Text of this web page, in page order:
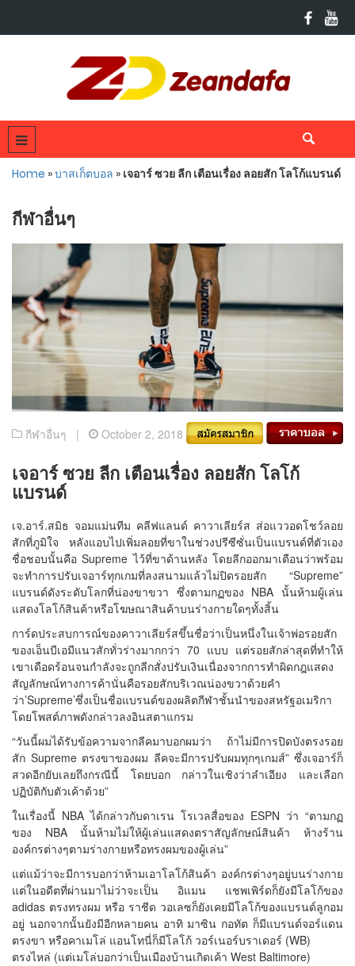
Home »บาสเก็ตบอล » เจอาร์ ซวย ลีก เตือนเรื่อง ลอยสัก โลโก้แบรนด์
กีฬาอื่นๆ
กีฬาอื่นๆ | October 2, 2018
เจอาร์ ซวย ลีก เตือนเรื่อง ลอยสัก โลโก้
แบรนด์
เจ.อาร์.สมิธ จอมแม่นทีม คลีฟแลนด์ คาวาเลียร์ส ส่อแววอดโชว์ลอย
สักที่ภูมิใจ หลังแอบไปเพิ่มลอยที่ขาในช่วงปรีซีซั่นเป็นแบรนด์ที่ตัวเอง
ชื่อชอบนั้นคือ Supreme ไว้ที่ขาด้านหลัง โดยลีกออกมาเตือนว่าพร้อม
จะทำการปรับเจอาร์ทุกเกมที่ลงสนามแล้วไม่ปิดรอยสัก “Supreme”
แบรนด์ดังระดับโลกที่น่องขาขวา ซึ่งตามกฏของ NBA นั้นห้ามผู้เล่น
แสดงโลโก้สินค้าหรือโฆษณาสินค้าบนร่างกายใดๆทั้งสิ้น
การ์ดประสบการณ์ของคาวาเลียร์สขึ้นชื่อว่าเป็นหนึ่งในเจ้าพ่อรอยสัก
ของเอ็นบีเอมีแนวสักทั่วร่างมากกว่า 70 แบบ แต่รอยสักล่าสุดที่ทำให้
เขาเดือดร้อนจนกำลังจะถูกลีกสั่งปรับเงินเนื่องจากการทำผิดกฎแสดง
สัญลักษณ์ทางการค้านั่นคือรอยสักบริเวณน่องขวาด้วยคำ
ว่า’Supreme’ซึ่งเป็นชื่อแบรนด์ของผลิตกีฬาชั้นนำของสหรัฐอเมริกา
โดยโพสต์ภาพดังกล่าวลงอินสตาแกรม
“วันนี้ผมได้รับข้อความจากลีคมาบอกผมว่า ถ้าไม่มีการปิดบังตรงรอย
สัก Supreme ตรงขาของผม ลีคจะมีการปรับผมทุกๆเกมส์” ซึ่งเจอาร์ก็
สวดอีกยับเลยถึงกรณีนี้ โดยบอก กล่าวในเชิงว่าลำเอียง และเลือก
ปฏิบัติกับตัวเค้าด้วย”
ในเรื่องนี้ NBA ได้กล่าวกับดาเรน โรเวลสื่อของ ESPN ว่า “ตามกฏ
ของ NBA นั้นห้ามไม่ให้ผู้เล่นแสดงตราสัญลักษณ์สินค้า ห้างร้าน
องค์กรต่างๆตามร่างกายหรือทรงผมของผู้เล่น”
แต่แม้ว่าจะมีการบอกว่าห้ามเอาโลโก้สินค้า องค์กรต่างๆอยู่บนร่างกาย
แต่ในอดีตที่ผ่านมาไม่ว่าจะเป็น อิแมน แชพเพิร์ดก็ยังมีโลโก้ของ
adidas ตรงทรงผม หรือ ราชีด วอเลซก็ยังเคยมีโลโก้ของแบรนด์ลูกอม
อยู่ นอกจากนั้นยังมีอีกหลายคน อาทิ มาซิน กอทัต ก็มีแบรนด์จอร์แดน
ตรงขา หรือคาเมโล่ แอนโทนี่ก็มีโลโก้ วอร์เนอร์บราเดอร์ (WB)
ตรงไหล่ (แต่เมโล่บอกว่าเป็นเมืองบ้านเกิดเค้า West Baltimore)